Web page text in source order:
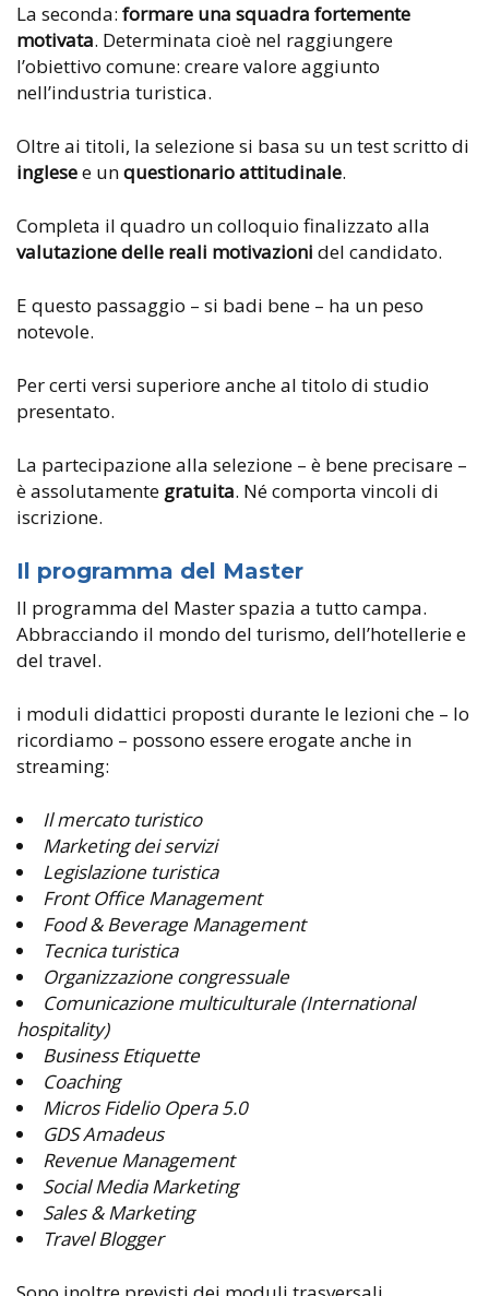
La seconda: formare una squadra fortemente
motivata. Determinata cioè nel raggiungere
l’obiettivo comune: creare valore aggiunto
nell’industria turistica.
Oltre ai titoli, la selezione si basa su un test scritto di
inglesee unquestionario attitudinale.
Completa il quadro un colloquio finalizzato alla
valutazione delle reali motivazioni del candidato.
E questo passaggio – si badi bene – ha un peso
notevole.
Per certi versi superiore anche al titolo di studio
presentato.
La partecipazione alla selezione – è bene precisare –
è assolutamente gratuita. Né comporta vincoli di
iscrizione.
Il programma del Master
Il programma del Master spazia a tutto campa.
Abbracciando il mondo del turismo, dell’hotellerie e
del travel.
i moduli didattici proposti durante le lezioni che – lo
ricordiamo – possono essere erogate anche in
streaming:
Il mercato turistico
Marketing dei servizi
Legislazione turistica
Front Office Management
Food & Beverage Management
Tecnica turistica
Organizzazione congressuale
Comunicazione multiculturale (International
hospitality)
Business Etiquette
Coaching
Micros Fidelio Opera 5.0
GDS Amadeus
Revenue Management
Social Media Marketing
Sales & Marketing
Travel Blogger